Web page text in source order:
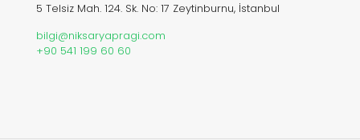
5 Telsiz Mah. 124. Sk. No: 17 Zeytinburnu, İstanbul
bilgi@niksaryapragi.com
+90 541 199 60 60